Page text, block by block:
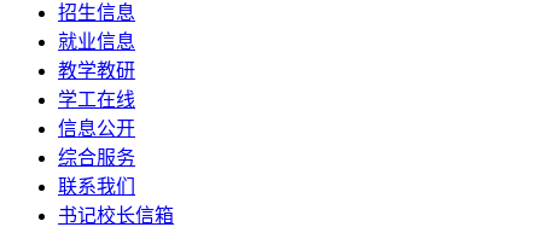
招生信息
就业信息
教学教研
学工在线
信息公开
综合服务
联系我们
书记校长信箱